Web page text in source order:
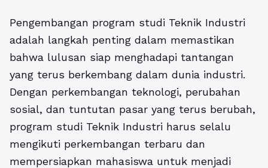
Pengembangan program studi Teknik Industri
adalah langkah penting dalam memastikan
bahwa lulusan siap menghadapi tantangan
yang terus berkembang dalam dunia industri.
Dengan perkembangan teknologi, perubahan
sosial, dan tuntutan pasar yang terus berubah,
program studi Teknik Industri harus selalu
mengikuti perkembangan terbaru dan
mempersiapkan mahasiswa untuk menjadi